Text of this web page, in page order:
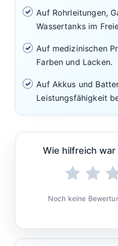
Auf Rohrleitungen,
Wassertanks im
Auf medizinischen
Farben und Lacken.
Auf Akkus und
Leistungsfähigkeit
Wie hilfreich
Noch keine